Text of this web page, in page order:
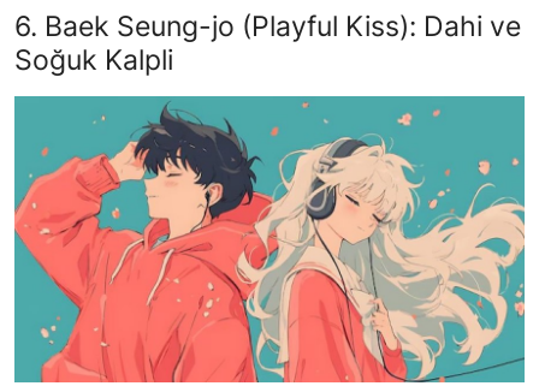
6. Baek Seung-jo (Playful Kiss): Dahi ve
Soğuk Kalpli